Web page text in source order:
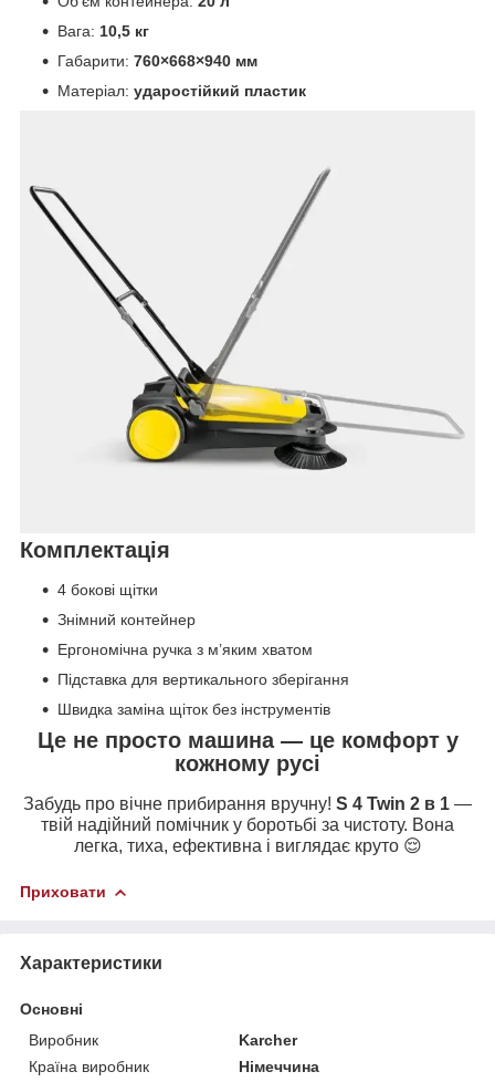
Вага: 10,5 кг
Габарити: 760×668×940 мм
Матеріал: ударостійкий пластик
Комплектація
4 бокові щітки
Знімний контейнер
Ергономічна ручка з м’яким хватом
Підставка для вертикального зберігання
Швидка заміна щіток без інструментів
Це не просто машина — це комфорт у
кожному русі
Забудь про вічне прибирання вручну! S 4 Twin 2 в 1 —
твій надійний помічник у боротьбі за чистоту. Вона
легка, тиха, ефективна і виглядає круто 😌
Приховати
Характеристики
Основні
Виробник
Karcher
Країна виробник
Німеччина